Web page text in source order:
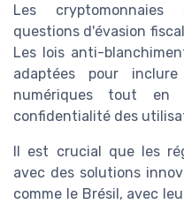
Les cryptomonnaies
questions d'évasion
Les lois anti-
adaptées pour
numériques tout en
confidentialité des
Il est crucial que les
avec des solutions
comme le Brésil, avec